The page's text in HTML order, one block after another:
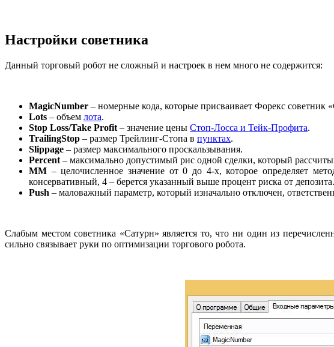
Настройки советника
Данный торговый робот не сложный и настроек в нем много не содержится:
MagicNumber – номерные кода, которые присваивает Форекс советник
Lots – объем лота.
Stop Loss/Take Profit – значение цены Cтоп-Лосса и Тейк-Профита.
TrailingStop – размер Трейлинг-Стопа в пунктах.
Slippage – размер максимального проскальзывания.
Percent – максимально допустимый рис одной сделки, который
ММ – целочисленное значение от 0 до 4-х, которое определяет
консервативный, 4 – берется указанный выше процент риска от депозита.
Push – маловажный параметр, который изначально отключен,
Слабым местом советника «Сатурн» является то, что ни один из
сильно связывает руки по оптимизации торгового робота.